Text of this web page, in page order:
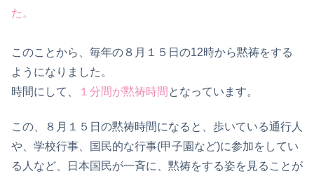
た。
このことから、毎年の８月１５日の12時から黙祷をする
ようになりました。
時間にして、
１分間が黙祷時間 となっています。
この、８月１５日の黙祷時間になると、歩いている通行人
や、学校行事、国民的な行事(甲子園など)に参加をしてい
る人など、日本国民が一斉に、黙祷をする姿を見ることが